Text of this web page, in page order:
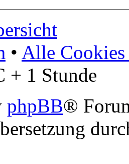
• Alle Cookies
+ 1 Stunde
phpBB®